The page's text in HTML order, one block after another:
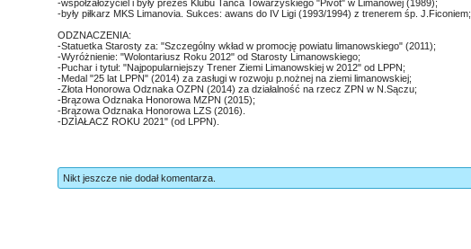
-współzałożyciel i były prezes Klubu Tańca Towarzyskiego "Pivot" w Limanowej (1989);
-były piłkarz MKS Limanovia. Sukces: awans do IV Ligi (1993/1994) z trenerem śp. J.Ficoniem;
ODZNACZENIA:
-Statuetka Starosty za: "Szczególny wkład w promocję powiatu limanowskiego" (2011);
-Wyróżnienie: "Wolontariusz Roku 2012" od Starosty Limanowskiego;
-Puchar i tytuł: "Najpopularniejszy Trener Ziemi Limanowskiej w 2012" od LPPN;
-Medal "25 lat LPPN" (2014) za zasługi w rozwoju p.nożnej na ziemi limanowskiej;
-Złota Honorowa Odznaka OZPN (2014) za działalność na rzecz ZPN w N.Sączu;
-Brązowa Odznaka Honorowa MZPN (2015);
-Brązowa Odznaka Honorowa LZS (2016).
-DZIAŁACZ ROKU 2021" (od LPPN).
Nikt jeszcze nie dodał komentarza.